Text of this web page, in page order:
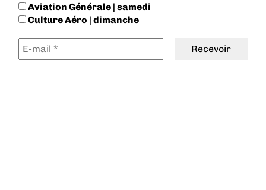
Aviation Générale | samedi
Culture Aéro | dimanche